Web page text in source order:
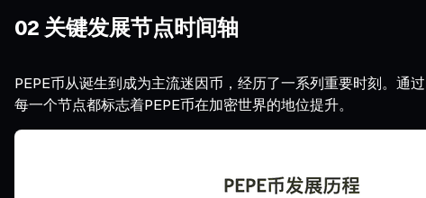
02 关键发展节点时间轴
PEPE币从诞生到成为主流迷因币，经历了一系列重要时刻。通
每一个节点都标志着PEPE币在加密世界的地位提升。